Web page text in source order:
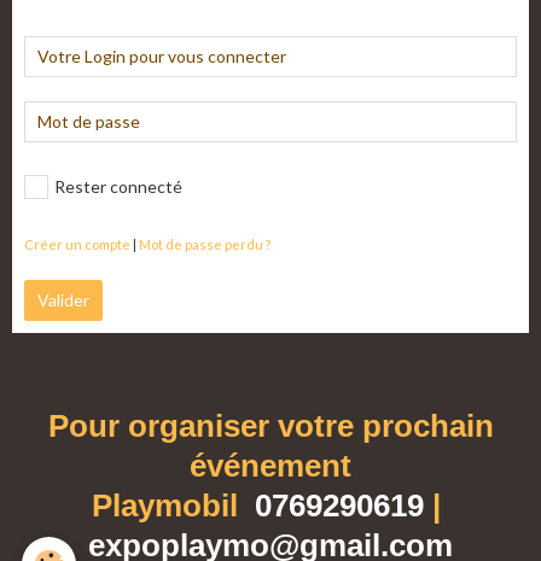
Rester connecté
Créer un compte | Mot de passe perdu ?
Valider
Pour organiser votre prochain
événement
Playmobil 0769290619 |
expoplaymo@gmail.com